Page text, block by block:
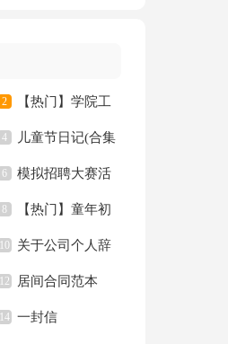
2 【热门】学院工
作计划四篇
4 儿童节日记(合集
15篇)
6 模拟招聘大赛活
动总结
8 【热门】童年初
中作文300字集锦十
篇
10 关于公司个人辞
职报告汇总6篇
12 居间合同范本
14 一封信